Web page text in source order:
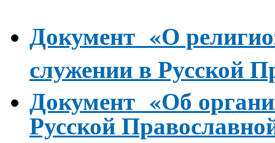
Документ «О
служении в Русской
Документ «Об
Русской